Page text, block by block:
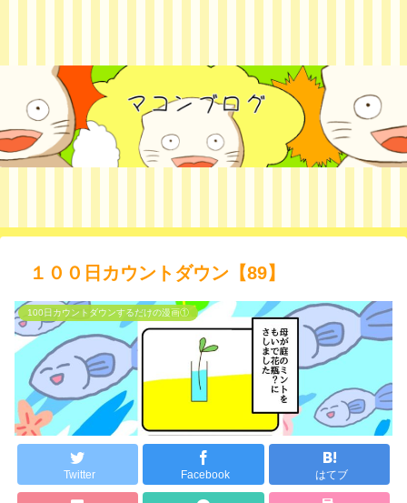
１００日カウントダウン【89】
100日カウントダウンするだけの漫画①
Twitter Facebook はてブ